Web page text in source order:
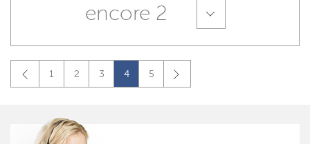
encore 2
1 2 3 4 5